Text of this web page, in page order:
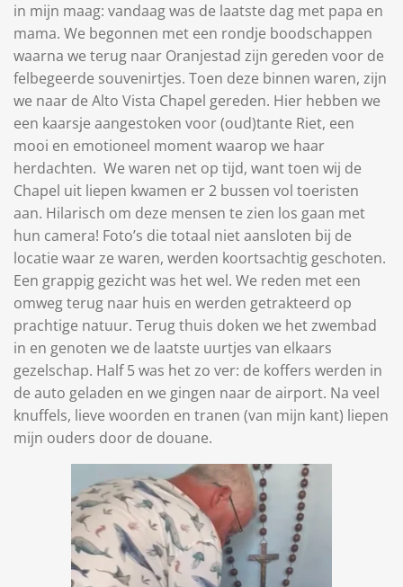
in mijn maag: vandaag was de laatste dag met papa en
mama. We begonnen met een rondje boodschappen
waarna we terug naar Oranjestad zijn gereden voor de
felbegeerde souvenirtjes. Toen deze binnen waren, zijn
we naar de Alto Vista Chapel gereden. Hier hebben we
een kaarsje aangestoken voor (oud)tante Riet, een
mooi en emotioneel moment waarop we haar
herdachten. We waren net op tijd, want toen wij de
Chapel uit liepen kwamen er 2 bussen vol toeristen
aan. Hilarisch om deze mensen te zien los gaan met
hun camera! Foto’s die totaal niet aansloten bij de
locatie waar ze waren, werden koortsachtig geschoten.
Een grappig gezicht was het wel. We reden met een
omweg terug naar huis en werden getrakteerd op
prachtige natuur. Terug thuis doken we het zwembad
in en genoten we de laatste uurtjes van elkaars
gezelschap. Half 5 was het zo ver: de koffers werden in
de auto geladen en we gingen naar de airport. Na veel
knuffels, lieve woorden en tranen (van mijn kant) liepen
mijn ouders door de douane.